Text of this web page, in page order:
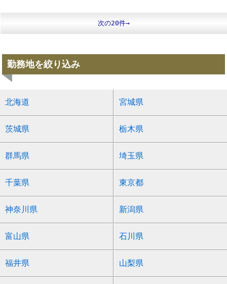
次の20件→
勤務地を絞り込み
北海道 宮城県
茨城県 栃木県
群馬県 埼玉県
千葉県 東京都
神奈川県 新潟県
富山県 石川県
福井県 山梨県